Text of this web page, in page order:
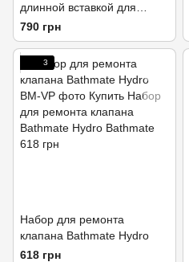
длинной вставкой для
Hydromax X30 (Hydromax 7)
790 грн
3
Набор для ремонта
клапана Bathmate Hydro
618 грн